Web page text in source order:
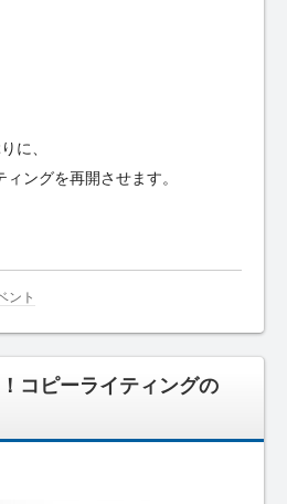
に、
ングを再開させます。
ント
コピーライティングの